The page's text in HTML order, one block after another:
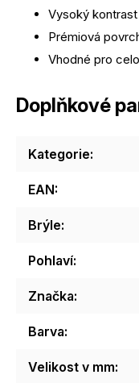
Vysoký
Prémiová
Vhodné pro
Doplňkové
Kategorie:
EAN:
Brýle:
Pohlaví:
Značka:
Barva:
Velikost v mm: